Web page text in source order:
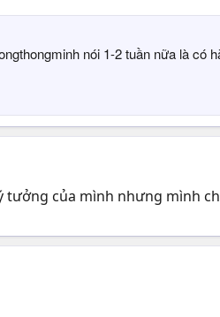
nói 1-2 tuần nữa là
tưởng của mình nhưng mình